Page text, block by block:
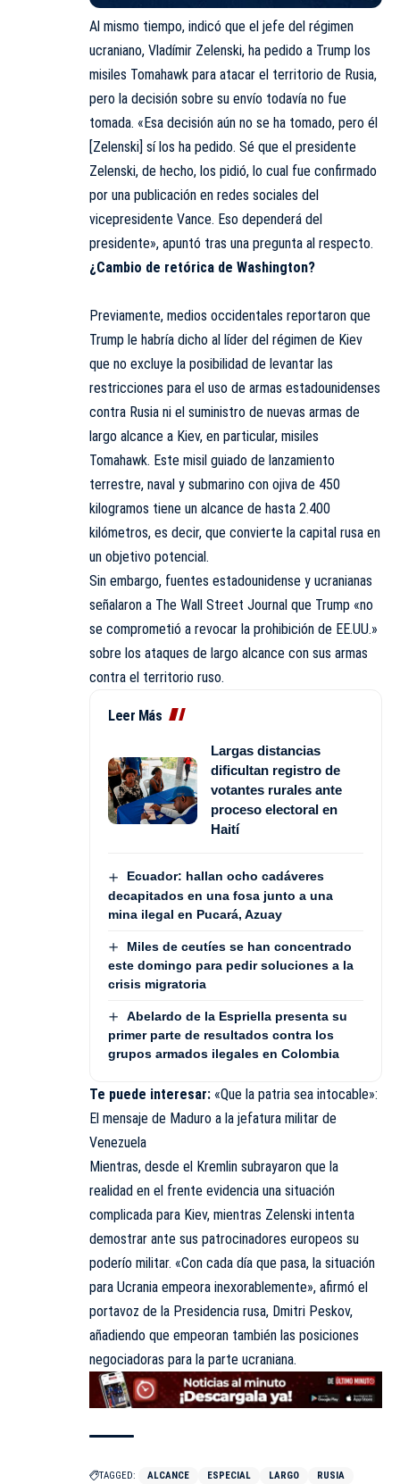
Al mismo tiempo, indicó que el jefe del régimen
ucraniano, Vladímir Zelenski, ha pedido a Trump los
misiles Tomahawk para atacar el territorio de Rusia,
pero la decisión sobre su envío todavía no fue
tomada. «Esa decisión aún no se ha tomado, pero él
[Zelenski] sí los ha pedido. Sé que el presidente
Zelenski, de hecho, los pidió, lo cual fue confirmado
por una publicación en redes sociales del
vicepresidente Vance. Eso dependerá del
presidente», apuntó tras una pregunta al respecto.
¿Cambio de retórica de Washington?
Previamente, medios occidentales reportaron que
Trump le habría dicho al líder del régimen de Kiev
que no excluye la posibilidad de levantar las
restricciones para el uso de armas estadounidenses
contra Rusia ni el suministro de nuevas armas de
largo alcance a Kiev, en particular, misiles
Tomahawk. Este misil guiado de lanzamiento
terrestre, naval y submarino con ojiva de 450
kilogramos tiene un alcance de hasta 2.400
kilómetros, es decir, que convierte la capital rusa en
un objetivo potencial.
Sin embargo, fuentes estadounidense y ucranianas
señalaron a The Wall Street Journal que Trump «no
se comprometió a revocar la prohibición de EE.UU.»
sobre los ataques de largo alcance con sus armas
contra el territorio ruso.
Leer Más
Largas distancias
dificultan registro de
votantes rurales ante
proceso electoral en
Haití
Ecuador: hallan ocho cadáveres
decapitados en una fosa junto a una
mina ilegal en Pucará, Azuay
Miles de ceutíes se han concentrado
este domingo para pedir soluciones a la
crisis migratoria
Abelardo de la Espriella presenta su
primer parte de resultados contra los
grupos armados ilegales en Colombia
Te puede interesar: «Que la patria sea intocable»:
El mensaje de Maduro a la jefatura militar de
Venezuela
Mientras, desde el Kremlin subrayaron que la
realidad en el frente evidencia una situación
complicada para Kiev, mientras Zelenski intenta
demostrar ante sus patrocinadores europeos su
poderío militar. «Con cada día que pasa, la situación
para Ucrania empeora inexorablemente», afirmó el
portavoz de la Presidencia rusa, Dmitri Peskov,
añadiendo que empeoran también las posiciones
negociadoras para la parte ucraniana.
TAGGED: ALCANCE ESPECIAL LARGO RUSIA